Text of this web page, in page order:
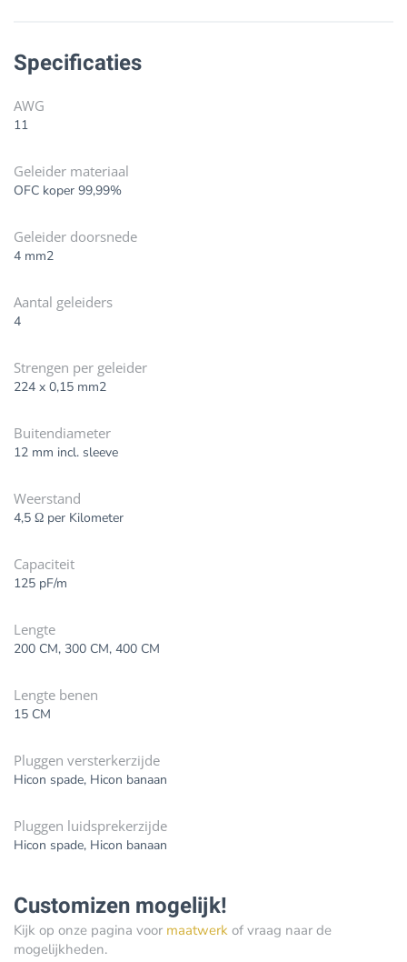
Specificaties
AWG
11
Geleider materiaal
OFC koper 99,99%
Geleider doorsnede
4 mm2
Aantal geleiders
4
Strengen per geleider
224 x 0,15 mm2
Buitendiameter
12 mm incl. sleeve
Weerstand
4,5 Ω per Kilometer
Capaciteit
125 pF/m
Lengte
200 CM, 300 CM, 400 CM
Lengte benen
15 CM
Pluggen versterkerzijde
Hicon spade, Hicon banaan
Pluggen luidsprekerzijde
Hicon spade, Hicon banaan
Customizen mogelijk!
Kijk op onze pagina voor maatwerk of vraag naar de
mogelijkheden.